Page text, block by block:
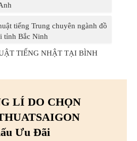
tiếng Trung chuyên ngành đồ
tỉnh Bắc Ninh
TIẾNG NHẬT TẠI BÌNH
LÍ DO CHỌN
Ưu Đãi